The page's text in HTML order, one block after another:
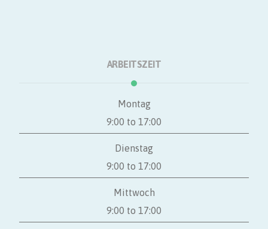
ARBEITSZEIT
Montag
9:00 to 17:00
Dienstag
9:00 to 17:00
Mittwoch
9:00 to 17:00